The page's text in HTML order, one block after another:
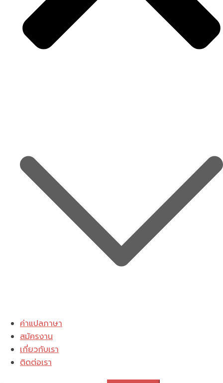
ค่าแปลภาษา
สมัครงาน
เกี่ยวกับเรา
ติดต่อเรา